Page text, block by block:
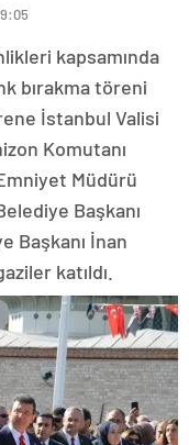
kapsamında
bırakma töreni
İstanbul Valisi
Komutanı
Müdürü
Başkanı
Başkanı İnan
katıldı.